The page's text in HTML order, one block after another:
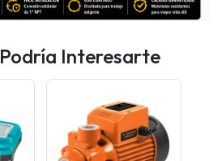
Interesarte